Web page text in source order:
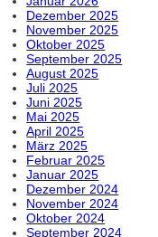
Dezember 2025
November 2025
Oktober 2025
September 2025
August 2025
Juli 2025
Juni 2025
Mai 2025
April 2025
März 2025
Februar 2025
Januar 2025
Dezember 2024
November 2024
Oktober 2024
September 2024